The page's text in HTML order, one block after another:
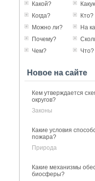
Какой?
Когда?
Кто?
Можно ли?
На
Почему?
Чем?
Что?
Новое на сайте
Кем утверждается
округов?
Законы
Какие условия
пожара?
Природа
Какие механизмы
биосферы?